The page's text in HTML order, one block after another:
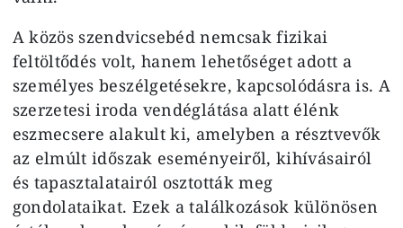
A közös szendvicsebéd nemcsak fizikai
feltöltődés volt, hanem lehetőséget adott a
személyes beszélgetésekre, kapcsolódásra is. A
szerzetesi iroda vendéglátása alatt élénk
eszmecsere alakult ki, amelyben a résztvevők
az elmúlt időszak eseményeiről, kihívásairól
és tapasztalatairól osztották meg
gondolataikat. Ezek a találkozások különösen